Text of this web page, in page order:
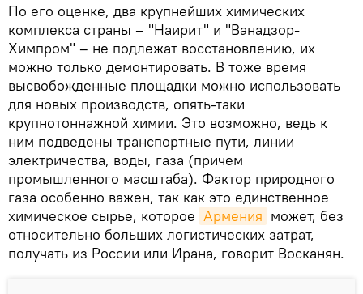
По его оценке, два крупнейших химических
комплекса страны – "Наирит" и "Ванадзор-
Химпром" – не подлежат восстановлению, их
можно только демонтировать. В тоже время
высвобожденные площадки можно использовать
для новых производств, опять-таки
крупнотоннажной химии. Это возможно, ведь к
ним подведены транспортные пути, линии
электричества, воды, газа (причем
промышленного масштаба). Фактор природного
газа особенно важен, так как это единственное
химическое сырье, которое Армения может, без
относительно больших логистических затрат,
получать из России или Ирана, говорит Восканян.